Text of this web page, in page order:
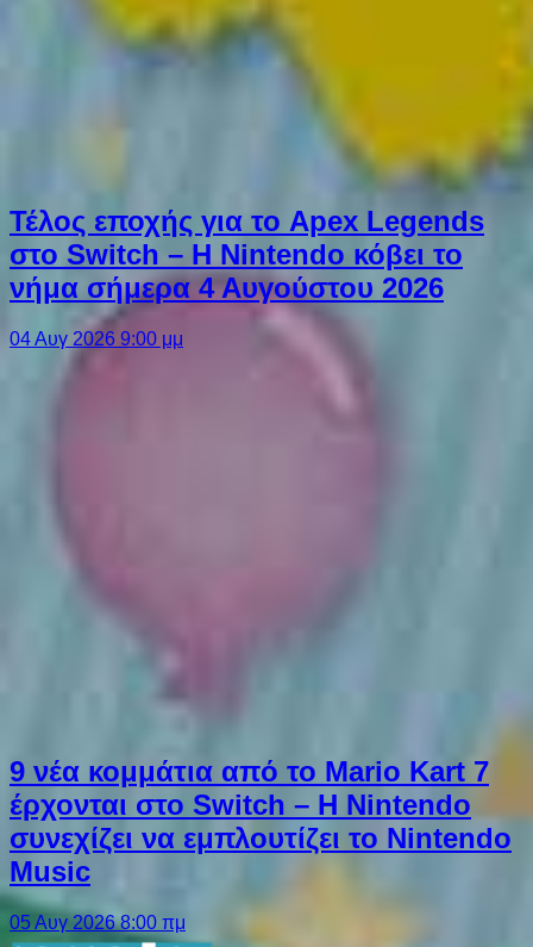
Τέλος εποχής για το Apex Legends
στο Switch – Η Nintendo κόβει το
νήμα σήμερα 4 Αυγούστου 2026
04 Αυγ 2026 9:00 μμ
9 νέα κομμάτια από το Mario Kart 7
έρχονται στο Switch – Η Nintendo
συνεχίζει να εμπλουτίζει το Nintendo
Music
05 Αυγ 2026 8:00 πμ